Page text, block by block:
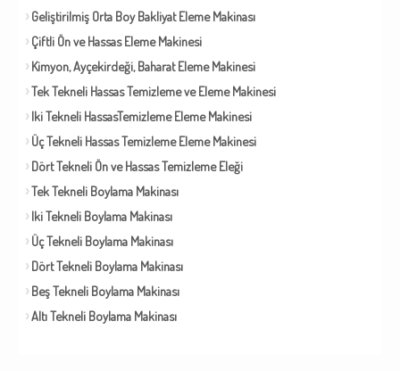
Geliştirilmiş Orta Boy Bakliyat Eleme Makinası
Çiftli Ön ve Hassas Eleme Makinesi
Kimyon, Ayçekirdeği, Baharat Eleme Makinesi
Tek Tekneli Hassas Temizleme ve Eleme Makinesi
Iki Tekneli HassasTemizleme Eleme Makinesi
Üç Tekneli Hassas Temizleme Eleme Makinesi
Dört Tekneli Ön ve Hassas Temizleme Eleği
Tek Tekneli Boylama Makinası
Iki Tekneli Boylama Makinası
Üç Tekneli Boylama Makinası
Dört Tekneli Boylama Makinası
Beş Tekneli Boylama Makinası
Altı Tekneli Boylama Makinası